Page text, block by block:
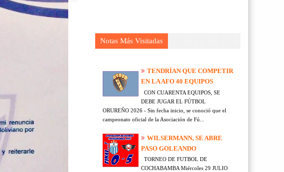
Notas Más Visitadas
TENDRÍAN QUE COMPETIR
EN LA AFO 40 EQUIPOS
CON CUARENTA EQUIPOS, SE
DEBE JUGAR EL FÚTBOL
ORUREÑO 2026 - Sin fecha inicio, se conoció que el
campeonato oficial de la Asociación de Fú...
WILSERMANN, SE ABRE
PASO GOLEANDO
TORNEO DE FUTBOL DE
COCHABAMBA Miércoles 29 JULIO